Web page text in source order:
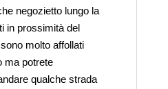
negozietto lungo la
in prossimità del
molto affollati
ma potrete
qualche strada